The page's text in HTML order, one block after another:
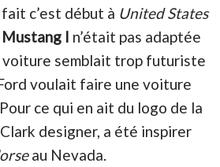
c’est début à United States
Mustang I n’était pas adaptée
voiture semblait trop futuriste
voulait faire une voiture
ce qui en ait du logo de la
designer, a été inspirer
au Nevada.